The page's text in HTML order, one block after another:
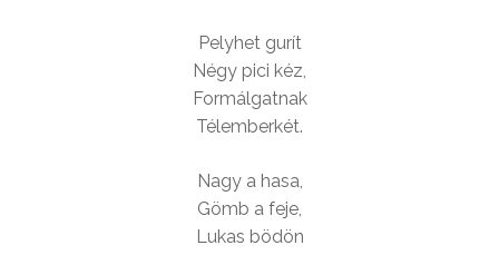
Pelyhet gurít
Négy pici kéz,
Formálgatnak
Télemberkét.
Nagy a hasa,
Gömb a feje,
Lukas bödön